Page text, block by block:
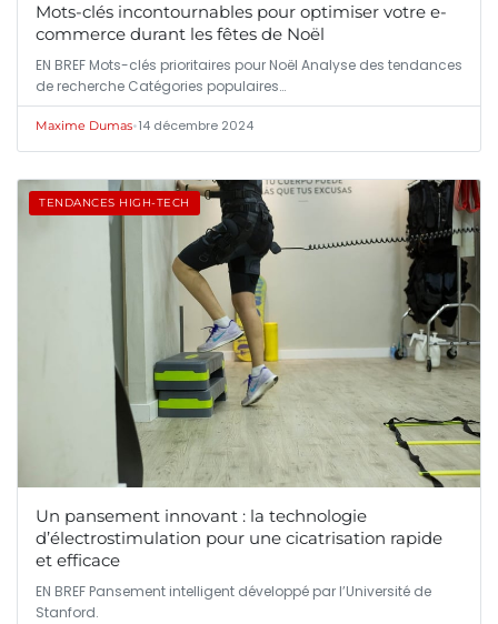
Mots-clés incontournables pour optimiser votre e-
commerce durant les fêtes de Noël
EN BREF Mots-clés prioritaires pour Noël Analyse des tendances
de recherche Catégories populaires…
Maxime Dumas•14 décembre 2024
TENDANCES HIGH-TECH
Un pansement innovant : la technologie
d’électrostimulation pour une cicatrisation rapide
et efficace
EN BREF Pansement intelligent développé par l’Université de
Stanford.